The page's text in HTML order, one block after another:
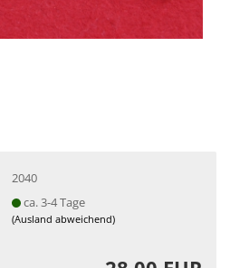
2040
ca. 3-4 Tage
(Ausland abweichend)